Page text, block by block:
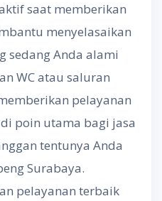
saat memberikan
menyelasaikan
sedang Anda alami
WC atau saluran
pelayanan
poin utama bagi jasa
tentunya Anda
Surabaya.
pelayanan terbaik